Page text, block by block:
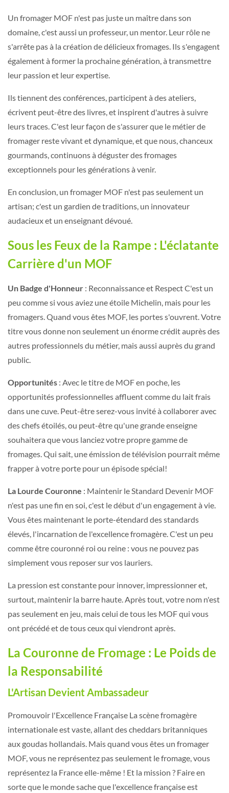
Un fromager MOF n'est pas juste un maître dans son
domaine, c'est aussi un professeur, un mentor. Leur rôle ne
s'arrête pas à la création de délicieux fromages. Ils s'engagent
également à former la prochaine génération, à transmettre
leur passion et leur expertise.
Ils tiennent des conférences, participent à des ateliers,
écrivent peut-être des livres, et inspirent d'autres à suivre
leurs traces. C'est leur façon de s'assurer que le métier de
fromager reste vivant et dynamique, et que nous, chanceux
gourmands, continuons à déguster des fromages
exceptionnels pour les générations à venir.
En conclusion, un fromager MOF n'est pas seulement un
artisan; c'est un gardien de traditions, un innovateur
audacieux et un enseignant dévoué.
Sous les Feux de la Rampe : L'éclatante
Carrière d'un MOF
Un Badge d'Honneur : Reconnaissance et Respect C'est un
peu comme si vous aviez une étoile Michelin, mais pour les
fromagers. Quand vous êtes MOF, les portes s'ouvrent. Votre
titre vous donne non seulement un énorme crédit auprès des
autres professionnels du métier, mais aussi auprès du grand
public.
Opportunités : Avec le titre de MOF en poche, les
opportunités professionnelles affluent comme du lait frais
dans une cuve. Peut-être serez-vous invité à collaborer avec
des chefs étoilés, ou peut-être qu'une grande enseigne
souhaitera que vous lanciez votre propre gamme de
fromages. Qui sait, une émission de télévision pourrait même
frapper à votre porte pour un épisode spécial!
La Lourde Couronne : Maintenir le Standard Devenir MOF
n'est pas une fin en soi, c'est le début d'un engagement à vie.
Vous êtes maintenant le porte-étendard des standards
élevés, l'incarnation de l'excellence fromagère. C'est un peu
comme être couronné roi ou reine : vous ne pouvez pas
simplement vous reposer sur vos lauriers.
La pression est constante pour innover, impressionner et,
surtout, maintenir la barre haute. Après tout, votre nom n'est
pas seulement en jeu, mais celui de tous les MOF qui vous
ont précédé et de tous ceux qui viendront après.
La Couronne de Fromage : Le Poids de
la Responsabilité
L'Artisan Devient Ambassadeur
Promouvoir l'Excellence Française La scène fromagère
internationale est vaste, allant des cheddars britanniques
aux goudas hollandais. Mais quand vous êtes un fromager
MOF, vous ne représentez pas seulement le fromage, vous
représentez la France elle-même ! Et la mission ? Faire en
sorte que le monde sache que l'excellence française est